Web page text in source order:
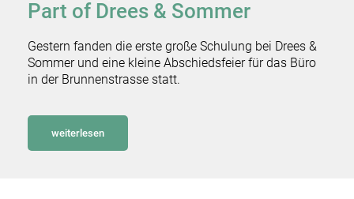
Part of Drees & Sommer
Gestern fanden die erste große Schulung bei Drees &
Sommer und eine kleine Abschiedsfeier für das Büro
in der Brunnenstrasse statt.
weiterlesen